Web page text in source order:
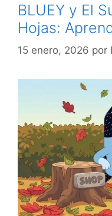
BLUEY y El
Hojas:
15 enero, 2026 por